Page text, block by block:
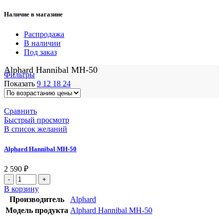
Наличие в магазине
Распродажа
В наличии
Под заказ
Alphard Hannibal MH-50
Фильтры
Показать 9 12 18 24
Сравнить
Быстрый просмотр
В список желаний
Alphard Hannibal MH-50
2 590 ₽
Количество
товара
Alphard
Hannibal
MH-
В корзину
Производитель
Alphard
Модель продукта Alphard Hannibal MH-50